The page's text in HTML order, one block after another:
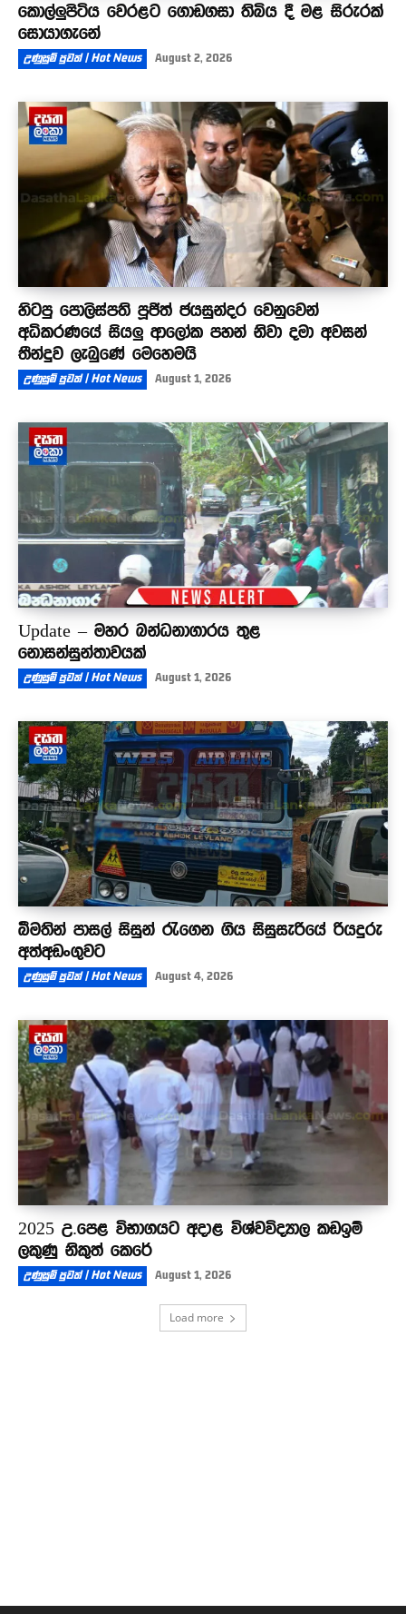
කොල්ලුපිටිය වෙරළට ගොඩගසා තිබිය දී මළ සිරුරක්
සොයාගැනේ
උණුසුම් පුවත් | Hot News August 2, 2026
හිටපු පොලිස්පති පූජිත් ජයසුන්දර වෙනුවෙන්
අධිකරණයේ සියලු ආලෝක පහන් නිවා දමා අවසන්
තීන්දුව ලැබුණේ මෙහෙමයි
උණුසුම් පුවත් | Hot News August 1, 2026
Update – මහර බන්ධනාගාරය තුළ
නොසන්සුන්තාවයක්
උණුසුම් පුවත් | Hot News August 1, 2026
බීමතින් පාසල් සිසුන් රැගෙන ගිය සිසුසැරියේ රියදුරු
අත්අඩංගුවට
උණුසුම් පුවත් | Hot News August 4, 2026
2025 උ.පෙළ විභාගයට අදාළ විශ්වවිද්‍යාල කඩඉම්
ලකුණු නිකුත් කෙරේ
උණුසුම් පුවත් | Hot News August 1, 2026
Load more